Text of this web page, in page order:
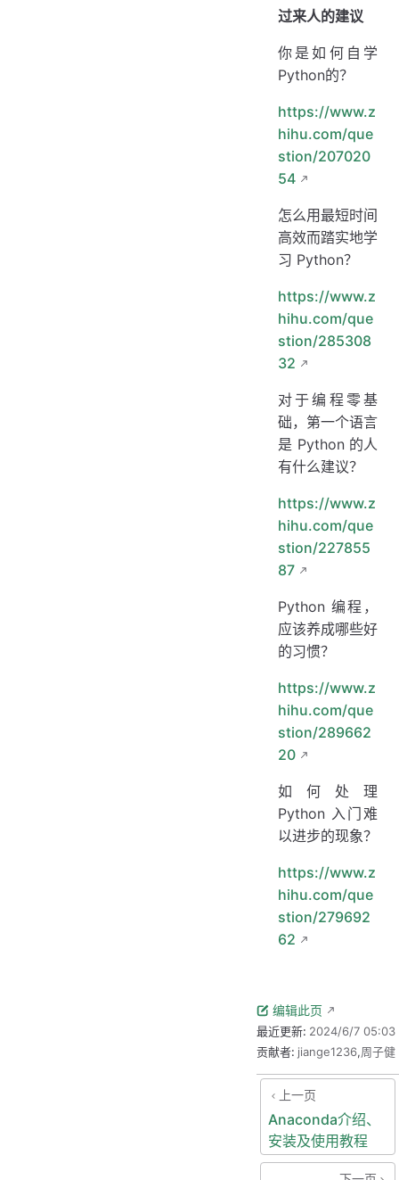
过来人的建议
你是如何自学
Python的？
https://www.z
hihu.com/que
stion/207020
54
怎么用最短时间
高效而踏实地学
习 Python？
https://www.z
hihu.com/que
stion/285308
32
对于编程零基
础，第一个语言
是 Python 的人
有什么建议？
https://www.z
hihu.com/que
stion/227855
87
Python 编程，
应该养成哪些好
的习惯？
https://www.z
hihu.com/que
stion/289662
20
如何处理
Python 入门难
以进步的现象？
https://www.z
hihu.com/que
stion/279692
62
编辑此页
最近更新: 2024/6/7 05:03
贡献者: jiange1236,周子健
上一页
Anaconda介绍、
安装及使用教程